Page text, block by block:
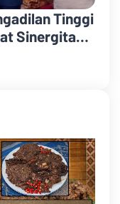
Tinggi
Sinergitas